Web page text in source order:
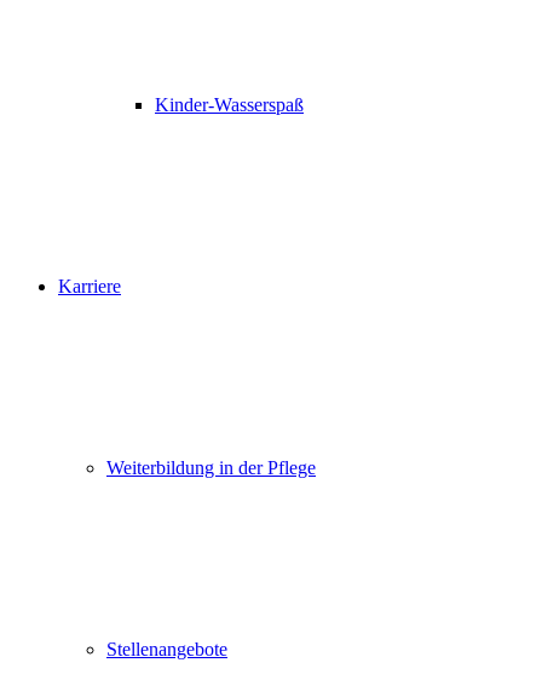
Kinder-Wasserspaß
Karriere
Weiterbildung in der Pflege
Stellenangebote